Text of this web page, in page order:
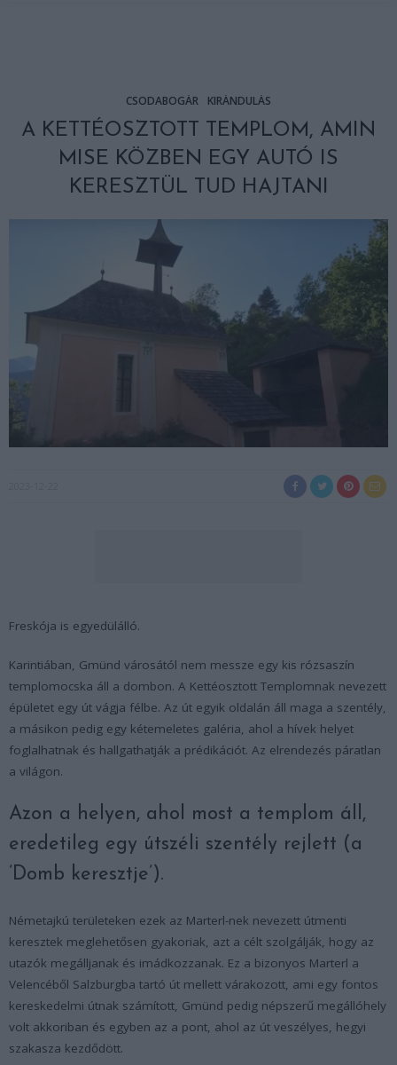
CSODABOGÁR KIRÁNDULÁS
A KETTÉOSZTOTT TEMPLOM, AMIN
MISE KÖZBEN EGY AUTÓ IS
KERESZTÜL TUD HAJTANI
Freskója is egyedülálló.
Karintiában, Gmünd városától nem messze egy kis rózsaszín
templomocska áll a dombon. A Kettéosztott Templomnak nevezett
épületet egy út vágja félbe. Az út egyik oldalán áll maga a szentély,
a másikon pedig egy kétemeletes galéria, ahol a hívek helyet
foglalhatnak és hallgathatják a prédikációt. Az elrendezés páratlan
a világon.
Azon a helyen, ahol most a templom áll,
eredetileg egy útszéli szentély rejlett (a
’Domb keresztje’).
Németajkú területeken ezek az Marterl-nek nevezett útmenti
keresztek meglehetősen gyakoriak, azt a célt szolgálják, hogy az
utazók megálljanak és imádkozzanak. Ez a bizonyos Marterl a
Velencéből Salzburgba tartó út mellett várakozott, ami egy fontos
kereskedelmi útnak számított, Gmünd pedig népszerű megállóhely
volt akkoriban és egyben az a pont, ahol az út veszélyes, hegyi
szakasza kezdődött.